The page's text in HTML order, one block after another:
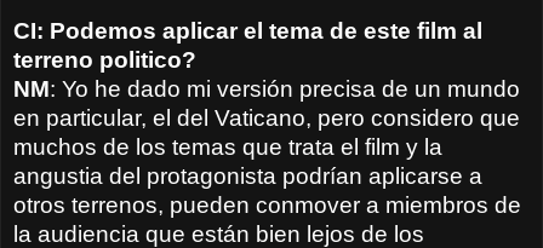
CI: Podemos aplicar el tema de este film al
terreno politico?
NM: Yo he dado mi versión precisa de un mundo
en particular, el del Vaticano, pero considero que
muchos de los temas que trata el film y la
angustia del protagonista podrían aplicarse a
otros terrenos, pueden conmover a miembros de
la audiencia que están bien lejos de los